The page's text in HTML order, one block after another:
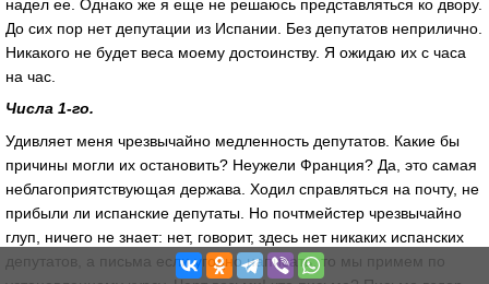
надел ее. Однако же я еще не решаюсь представляться ко двору.
До сих пор нет депутации из Испании. Без депутатов неприлично.
Никакого не будет веса моему достоинству. Я ожидаю их с часа
на час.
Числа 1-го.
Удивляет меня чрезвычайно медленность депутатов. Какие бы
причины могли их остановить? Неужели Франция? Да, это самая
неблагоприятствующая держава. Ходил справляться на почту, не
прибыли ли испанские депутаты. Но почтмейстер чрезвычайно
глуп, ничего не знает: нет, говорит, здесь нет никаких испанских
депутатов, а письма если угодно написать, то мы примем по